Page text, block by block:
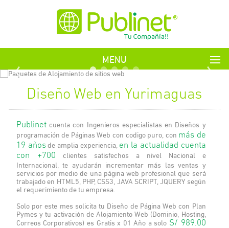
MENU
Diseño Web en Yurimaguas
Publinetcuenta con Ingenieros especialistas en Diseños y
programación de Páginas Web con codigo puro, con más de
19 añosde amplia experiencia, en la actualidad cuenta
con +700 clientes satisfechos a nivel Nacional e
Internacional, te ayudarán incrementar más las ventas y
servicios por medio de una página web profesional que será
trabajado en HTML5, PHP, CSS3, JAVA SCRIPT, JQUERY según
el requerimiento de tu empresa.
Solo por este mes solicita tu Diseño de Página Web con Plan
Pymes y tu activación de Alojamiento Web (Dominio, Hosting,
Correos Corporativos) es Gratis x 01 Año a solo S/ 989.00